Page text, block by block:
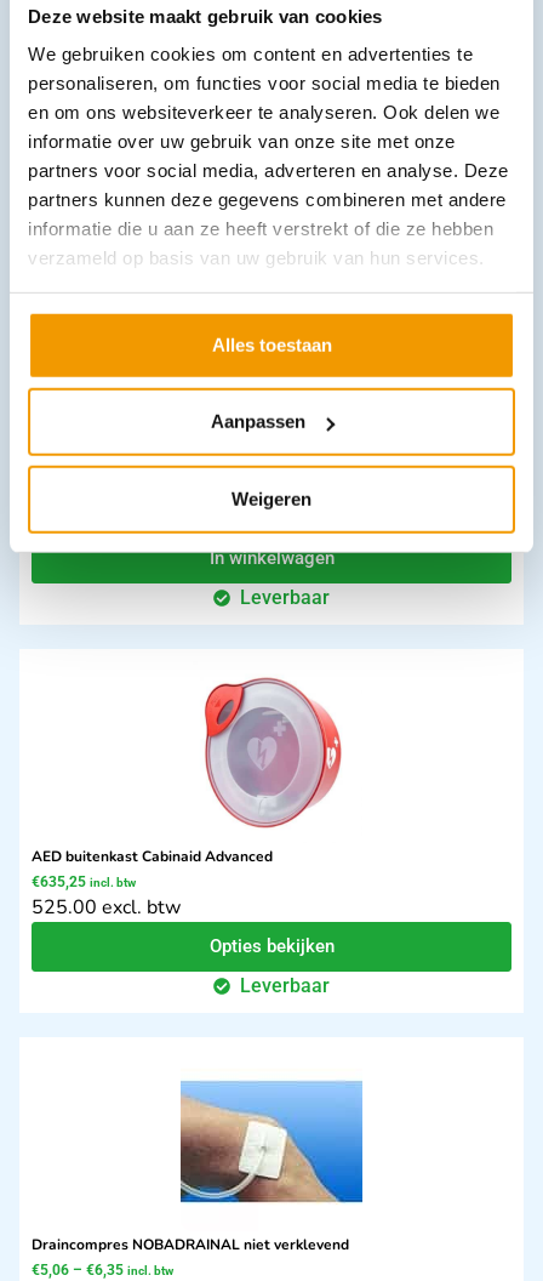
Deze website maakt gebruik van cookies
We gebruiken cookies om content en advertenties te
personaliseren, om functies voor social media te bieden
en om ons websiteverkeer te analyseren. Ook delen we
informatie over uw gebruik van onze site met onze
partners voor social media, adverteren en analyse. Deze
partners kunnen deze gegevens combineren met andere
informatie die u aan ze heeft verstrekt of die ze hebben
verzameld op basis van uw gebruik van hun services.
Alles toestaan
Aanpassen
Weigeren
Arniflor VSM eerste hulp gel
€ 8,67 – € 13,57 incl. btw
7.95 excl. btw
Opties bekijken
Leverbaar
Hansaplast Anti-Druk Patches 9x6,5cm 2 strips
In winkelwagen
Leverbaar
AED buitenkast Cabinaid Advanced
€635,25 incl. btw
525.00 excl. btw
Opties bekijken
Leverbaar
Draincompres NOBADRAINAL niet verklevend
€5,06 – €6,35 incl. btw